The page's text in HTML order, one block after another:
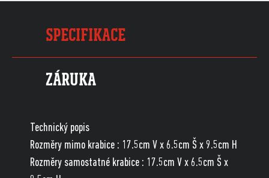
SPECIFIKACE
ZÁRUKA
Technický popis
Rozměry mimo krabice : 17.5cm V x 6.5cm Š x 9.5cm H
Rozměry samostatné krabice : 17.5cm V x 6.5cm Š x